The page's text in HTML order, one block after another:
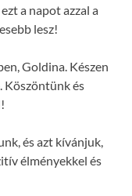
a napot azzal a
lesz!
Goldina. Készen
Köszöntünk és
és azt kívánjuk,
élményekkel és